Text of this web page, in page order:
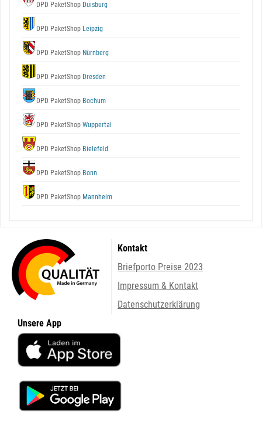
DPD PaketShop Duisburg
DPD PaketShop Leipzig
DPD PaketShop Nürnberg
DPD PaketShop Dresden
DPD PaketShop Bochum
DPD PaketShop Wuppertal
DPD PaketShop Bielefeld
DPD PaketShop Bonn
DPD PaketShop Mannheim
Kontakt
Briefporto Preise 2023
Impressum & Kontakt
Datenschutzerklärung
Unsere App